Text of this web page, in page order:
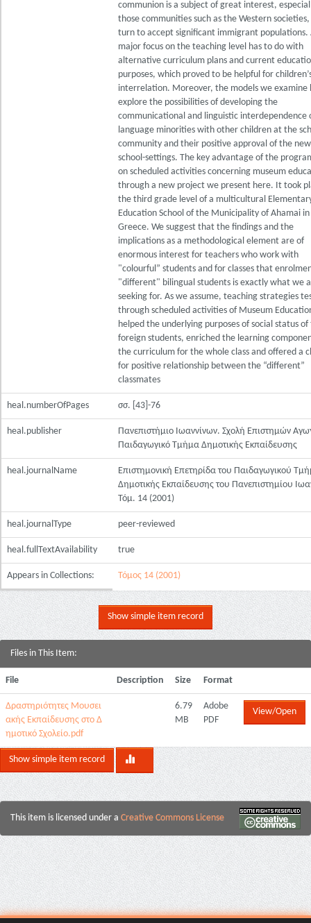
communion is a subject of great interest,
those communities such as the Western
turn to accept significant immigrant populations.
major focus on the teaching level has to do with
alternative curriculum plans and current
purposes, which proved to be helpful for
interrelation. Moreover, the models we examine
explore the possibilities of developing the
communicational and linguistic interdependence
language minorities with other children at the
community and their positive approval of the new
school-settings. The key advantage of the
on scheduled activities concerning museum
through a new project we present here. It took
the third grade level of a multicultural
Education School of the Municipality of Ahamai
Greece. We suggest that the findings and the
implications as a methodological element are of
enormous interest for teachers who work with
"colourful” students and for classes that
"different" bilingual students is exactly what we
seeking for. As we assume, teaching strategies
through scheduled activities of Museum
helped the underlying purposes of social status of
foreign students, enriched the learning
the curriculum for the whole class and offered a
for positive relationship between the “different”
classmates
heal.numberOfPages σσ. [43]-76
heal.publisher
Πανεπιστήμιο Ιωαννίνων. Σχολή Επιστημών
Παιδαγωγικό Τμήμα Δημοτικής Εκπαίδευσης
heal.journalName
Επιστημονική Επετηρίδα του Παιδαγωγικού
Δημοτικής Εκπαίδευσης του Πανεπιστημίου
Τόμ. 14 (2001)
heal.journalType peer-reviewed
heal.fullTextAvailability true
Appears in Collections: Τόμος 14 (2001)
Show simple item record
Files in This Item:
File Description Size Format
Δραστηριότητες Μουσει
ακής Εκπαίδευσης στο Δ
ημοτικό Σχολείο.pdf
6.79
MB
Adobe
PDF
View/Open
Show simple item record
This item is licensed under a Creative Commons License